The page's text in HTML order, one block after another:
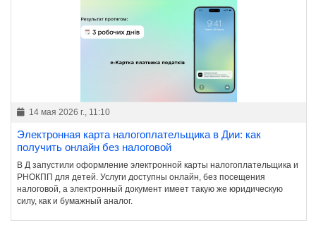
14 мая 2026 г., 11:10
Электронная карта налогоплательщика в Дии: как
получить онлайн без налоговой
В Д запустили оформление электронной карты налогоплательщика и
РНОКПП для детей. Услуги доступны онлайн, без посещения
налоговой, а электронный документ имеет такую же юридическую
силу, как и бумажный аналог.